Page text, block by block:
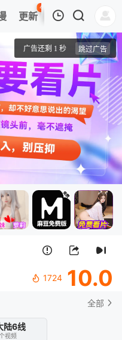
更新
42
热榜 APP
圣诞特别集1
1724 10.0
全部
陆6线
视频